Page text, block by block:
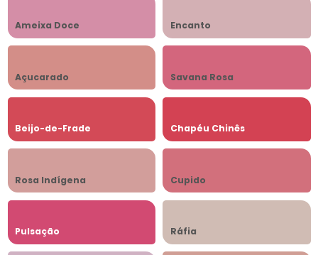
Ameixa Doce Encanto
Açucarado Savana Rosa
Beijo-de-Frade Chapéu Chinês
Rosa Indígena Cupido
Pulsação Ráfia